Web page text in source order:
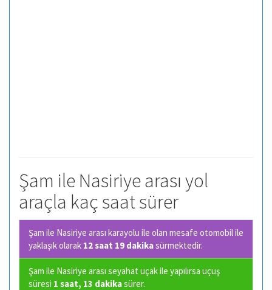
Şam ile Nasiriye arası yol
araçla kaç saat sürer
Şam ile Nasiriye arası karayolu ile olan mesafe otomobil ile
yaklaşık olarak 12 saat 19 dakikasürmektedir.
Şam ile Nasiriye arası seyahat uçak ile yapılırsa uçuş
süresi 1 saat, 13 dakikasürer.